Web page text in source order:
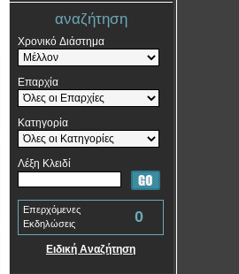
αναζήτηση
Χρονικό Διάστημα
Επαρχία
Κατηγορία
Λέξη Κλειδί
Επερχόμενες
Εκδηλώσεις
0
Ειδική Αναζήτηση